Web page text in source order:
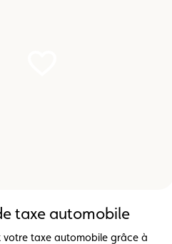
taxe automobile
votre taxe automobile grâce à